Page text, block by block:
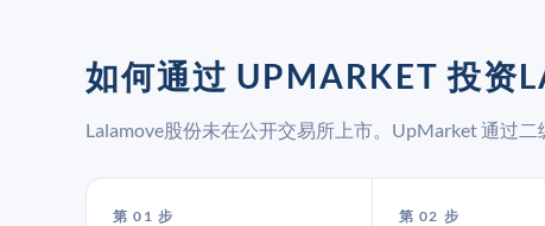
如何通过 UPMARKET 投资
Lalamove股份未在公开交易所上市。UpMarket 通过二
第 01 步 第 02 步